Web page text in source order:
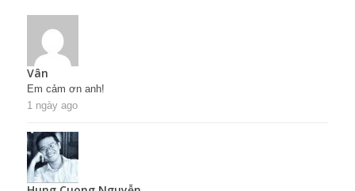
Vân
Em cảm ơn anh!
1 ngày ago